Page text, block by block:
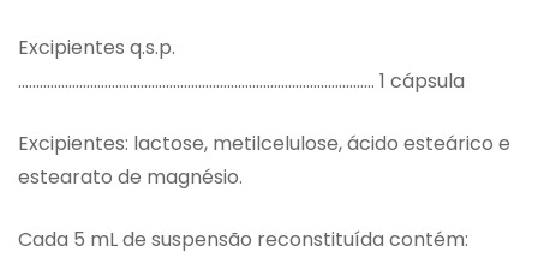
Excipientes q.s.p.
……………………………………………………………………………………… 1 cápsula
Excipientes: lactose, metilcelulose, ácido esteárico e
estearato de magnésio.
Cada 5 mL de suspensão reconstituída contém: